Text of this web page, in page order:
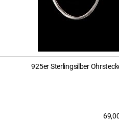
925er Sterlingsilber